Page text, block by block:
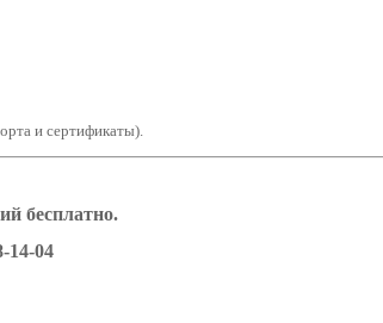
и сертификаты).
бесплатно.
14-04